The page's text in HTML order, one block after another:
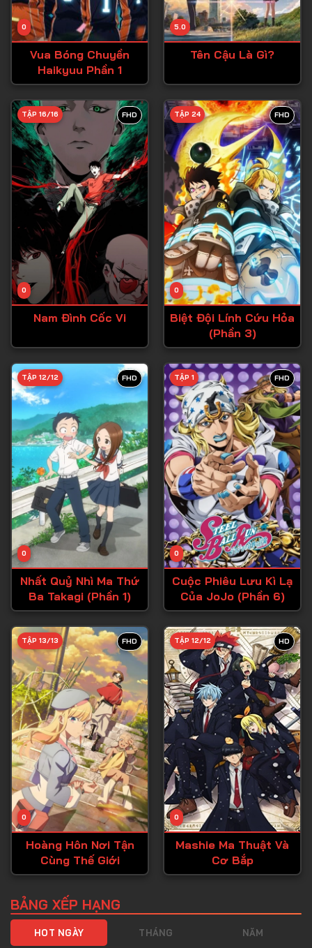
Tập 14
Tập 15
Tập 17
Tập 18
Tập 19
Tập 20
Tập 21
Tập 22
Tập 23
Tập 24
Tập 25
Tập 26
Tập 29
Tập 30
Tập 31
Tập 32
Tập 33
Tập 34
Tập 35
Tập 36
Tập 39
Tập 40
Tập 41
Tập 42
Tập 43
Tập 44
Tập 45
Tập 46
Tập 47
Tập 49
0
Vua Bóng Chuyền
Haikyuu Phần 1
5.0
Tên Cậu Là Gì?
FHD
0
TẬP 16/16
Nam Đình Cốc Vi
FHD
0
TẬP 24
Biệt Đội Lính Cứu Hỏa
(Phần 3)
FHD
0
TẬP 12/12
Nhất Quỷ Nhì Ma Thứ
Ba Takagi (Phần 1)
FHD
0
TẬP 1
Cuộc Phiêu Lưu Kì Lạ
Của JoJo (Phần 6)
FHD
0
TẬP 13/13
Hoàng Hôn Nơi Tận
Cùng Thế Giới
HD
0
TẬP 12/12
Mashie Ma Thuật Và
Cơ Bắp
BẢNG XẾP HẠNG
HOT NGÀY THÁNG NĂM